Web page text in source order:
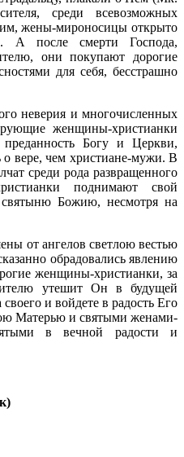
среди всевозможных
жены-мироносицы открыто
А после смерти Господа,
они покупают дорогие
для себя, бесстрашно
неверия и многочисленных
женщины-христианки
Богу и Церкви,
о вере, чем христиане-мужи. В
среди рода развращенного
поднимают свой
Божию, несмотря на
от ангелов светлою вестью
обрадовались явлению
женщины-христианки, за
утешит Он в будущей
и войдете в радость Его
Матерью и святыми женами-
в вечной радости и